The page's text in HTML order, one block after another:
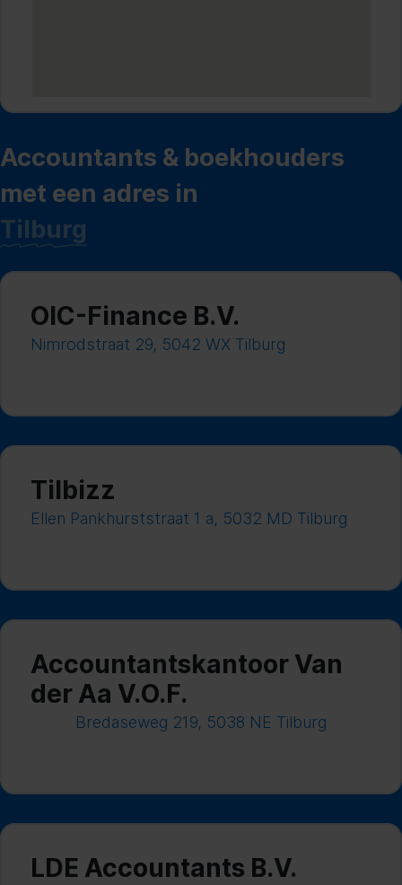
Accountants & boekhouders
met een adres in
Tilburg
OIC-Finance B.V.
Nimrodstraat 29, 5042 WX Tilburg
Tilbizz
Ellen Pankhurststraat 1 a, 5032 MD Tilburg
Accountantskantoor Van
der Aa V.O.F.
Bredaseweg 219, 5038 NE Tilburg
LDE Accountants B.V.